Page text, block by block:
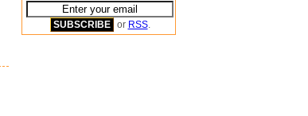
or RSS.